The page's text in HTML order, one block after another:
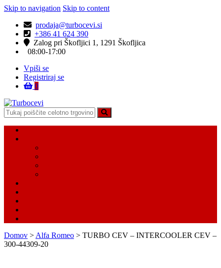
Skip to navigation Skip to content
prodaja@turbocevi.si
+386 41 624 390
Zalog pri Škofljici 1, 1291 Škofljica
08:00-17:00
Vpiši se
Registriraj se
0
Turbocevi
Turbo ideal – turbo cevi
Domov > Alfa Romeo > TURBO CEV – INTERCOOLER CEV –
300-44309-20